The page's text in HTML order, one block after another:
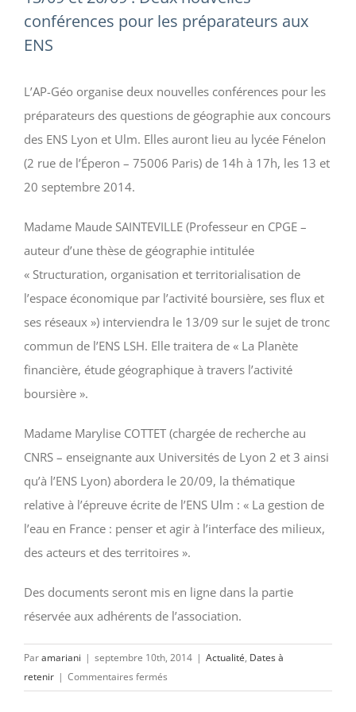
conférences pour les préparateurs aux
ENS
L’AP-Géo organise deux nouvelles conférences pour les
préparateurs des questions de géographie aux concours
des ENS Lyon et Ulm. Elles auront lieu au lycée Fénelon
(2 rue de l’Éperon – 75006 Paris) de 14h à 17h, les 13 et
20 septembre 2014.
Madame Maude SAINTEVILLE (Professeur en CPGE –
auteur d’une thèse de géographie intitulée
« Structuration, organisation et territorialisation de
l’espace économique par l’activité boursière, ses flux et
ses réseaux ») interviendra le 13/09 sur le sujet de tronc
commun de l’ENS LSH. Elle traitera de « La Planète
financière, étude géographique à travers l’activité
boursière ».
Madame Marylise COTTET (chargée de recherche au
CNRS – enseignante aux Universités de Lyon 2 et 3 ainsi
qu’à l’ENS Lyon) abordera le 20/09, la thématique
relative à l’épreuve écrite de l’ENS Ulm : « La gestion de
l’eau en France : penser et agir à l’interface des milieux,
des acteurs et des territoires ».
Des documents seront mis en ligne dans la partie
réservée aux adhérents de l’association.
Paramariani | septembre 10th, 2014 | Actualité, Dates à
retenir | Commentaires fermés
13/09